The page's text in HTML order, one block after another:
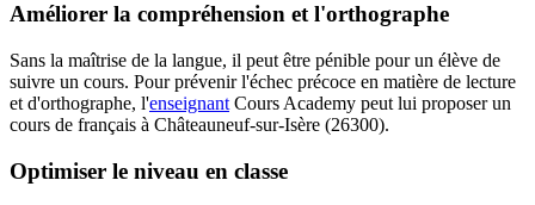
Améliorer la compréhension et l'orthographe
Sans la maîtrise de la langue, il peut être pénible pour un élève de
suivre un cours. Pour prévenir l'échec précoce en matière de lecture
et d'orthographe, l'enseignant Cours Academy peut lui proposer un
cours de français à Châteauneuf-sur-Isère (26300).
Optimiser le niveau en classe